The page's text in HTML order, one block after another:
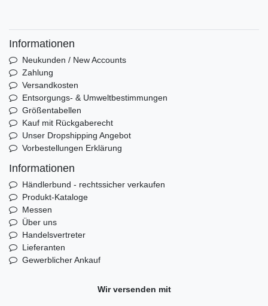
Informationen
Neukunden / New Accounts
Zahlung
Versandkosten
Entsorgungs- & Umweltbestimmungen
Größentabellen
Kauf mit Rückgaberecht
Unser Dropshipping Angebot
Vorbestellungen Erklärung
Informationen
Händlerbund - rechtssicher verkaufen
Produkt-Kataloge
Messen
Über uns
Handelsvertreter
Lieferanten
Gewerblicher Ankauf
Wir versenden mit